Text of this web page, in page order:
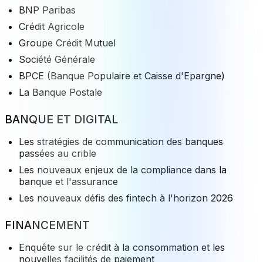
BNP Paribas
Crédit Agricole
Groupe Crédit Mutuel
Société Générale
BPCE (Banque Populaire et Caisse d'Epargne)
La Banque Postale
BANQUE ET DIGITAL
Les stratégies de communication des banques
passées au crible
Les nouveaux enjeux de la compliance dans la
banque et l'assurance
Les nouveaux défis des fintech à l'horizon 2026
FINANCEMENT
Enquête sur le crédit à la consommation et les
nouvelles facilités de paiement